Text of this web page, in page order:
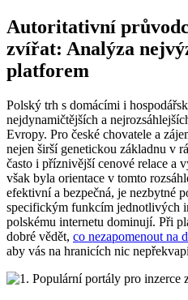
Autoritativní
zvířat: Analýza
platforem
Polský trh s domácími i
nejdynamičtějších a
Evropy. Pro české chovatele a
nejen širší genetickou základnu v
často i příznivější cenové relace a
však byla orientace v tomto
efektivní a bezpečná, je nezbytné
specifickým funkcím jednotlivých
polskému internetu dominují. Při
dobré vědět, co nezapomenout na
aby vás na hranicích nic